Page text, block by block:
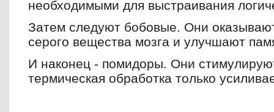
необходимыми для выстраивания
Затем следуют бобовые. Они
серого вещества мозга и улучшают
И наконец - помидоры. Они
термическая обработка только